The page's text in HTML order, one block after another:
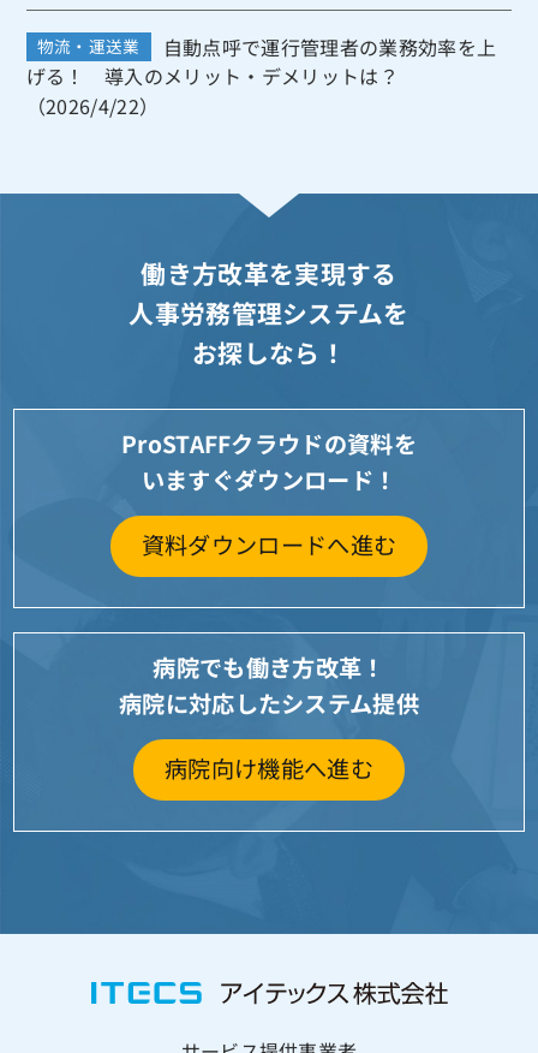
物流・運送業
自動点呼で運行管理者の業務効率を上
げる！ 導入のメリット・デメリットは？
（2026/4/22）
働き方改革を実現する
人事労務管理システムを
お探しなら！
ProSTAFFクラウドの資料を
いますぐダウンロード！
資料ダウンロードへ進む
病院でも働き方改革！
病院に対応したシステム提供
病院向け機能へ進む